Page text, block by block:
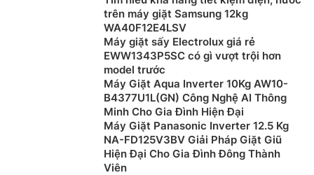
trên máy giặt Samsung 12kg
WA40F12E4LSV
Máy giặt sấy Electrolux giá rẻ
EWW1343P5SC có gì vượt trội hơn
model trước
Máy Giặt Aqua Inverter 10Kg AW10-
B4377U1L(GN) Công Nghệ AI Thông
Minh Cho Gia Đình Hiện Đại
Máy Giặt Panasonic Inverter 12.5 Kg
NA-FD125V3BV Giải Pháp Giặt Giũ
Hiện Đại Cho Gia Đình Đông Thành
Viên